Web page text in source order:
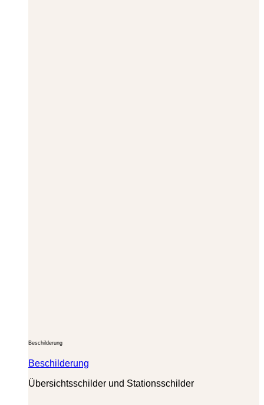
Beschilderung
Beschilderung
Übersichtsschilder und Stationsschilder